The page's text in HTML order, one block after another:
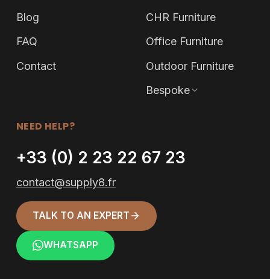
Blog
FAQ
Contact
CHR Furniture
Office Furniture
Outdoor Furniture
Bespoke
NEED HELP?
+33 (0) 2 23 22 67 23
contact@supply8.fr
TALK TO AN EXPERT
WHATSAPP